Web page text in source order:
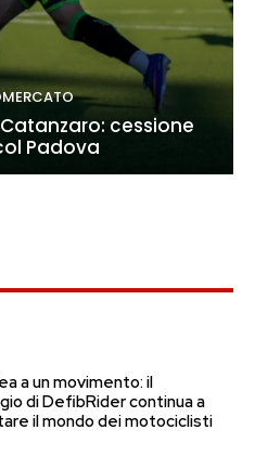
cessione
Padova
a un movimento: il
di DefibRider continua a
il mondo dei motociclisti